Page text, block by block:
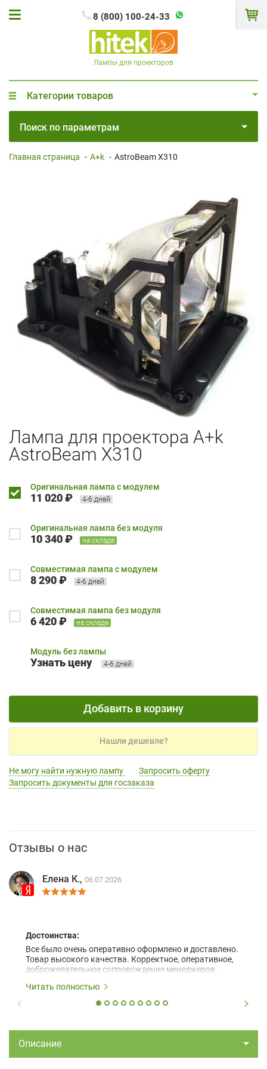
8 (800) 100-24-33
Лампы для проекторов
Категории товаров
Поиск по параметрам
Главная страница - A+k - AstroBeam X310
Лампа для проектора A+k
AstroBeam X310
Оригинальная лампа с модулем
11 020 ₽ 4-6 дней
Оригинальная лампа без модуля
10 340 ₽ на складе
Совместимая лампа с модулем
8 290 ₽ 4-6 дней
Совместимая лампа без модуля
6 420 ₽ на складе
Модуль без лампы
Узнать цену 4-6 дней
Добавить в корзину
Нашли дешевле?
Не могу найти нужную лампу
Запросить оферту
Запросить документы для госзаказа
Отзывы о нас
Елена К., 06.07.2026
Достоинства:
Все было очень оперативно оформлено и доставлено.
Товар высокого качества. Корректное, оперативное,
доброжелательное сопровождение менеджеров.
Читать полностью
Описание